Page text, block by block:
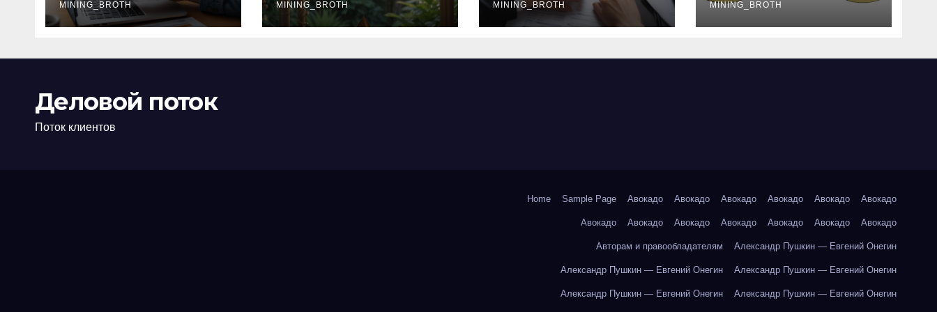
офис: порядок,
требования и
MINING_BROTH
колокольчиков
MINING_BROTH
ставки и
требования к
MINING_BROTH
руководство
MINING_BROTH
Деловой поток
Поток клиентов
Home Sample Page Авокадо Авокадо Авокадо Авокадо Авокадо Авокадо
Авокадо Авокадо Авокадо Авокадо Авокадо Авокадо Авокадо
Авторам и правообладателям Александр Пушкин — Евгений Онегин
Александр Пушкин — Евгений Онегин Александр Пушкин — Евгений Онегин
Александр Пушкин — Евгений Онегин Александр Пушкин — Евгений Онегин